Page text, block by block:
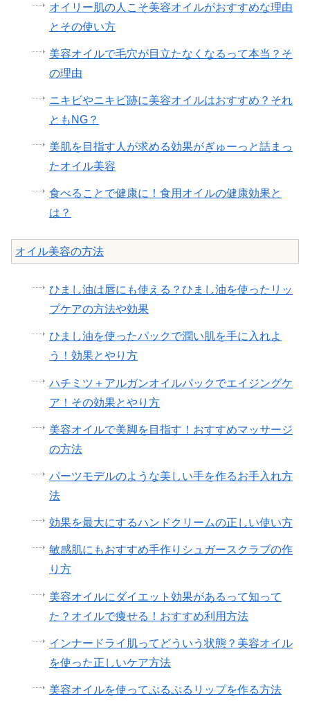
オイリー肌の人こそ美容オイルがおすすめな理由
とその使い方
美容オイルで毛穴が目立たなくなるって本当？そ
の理由
ニキビやニキビ跡に美容オイルはおすすめ？それ
ともNG？
美肌を目指す人が求める効果がぎゅーっと詰まっ
たオイル美容
食べることで健康に！食用オイルの健康効果と
は？
オイル美容の方法
ひまし油は唇にも使える？ひまし油を使ったリッ
プケアの方法や効果
ひまし油を使ったパックで潤い肌を手に入れよ
う！効果とやり方
ハチミツ＋アルガンオイルパックでエイジングケ
ア！その効果とやり方
美容オイルで美脚を目指す！おすすめマッサージ
の方法
パーツモデルのような美しい手を作るお手入れ方
法
効果を最大にするハンドクリームの正しい使い方
敏感肌にもおすすめ手作りシュガースクラブの作
り方
美容オイルにダイエット効果があるって知って
た？オイルで痩せる！おすすめ利用方法
インナードライ肌ってどういう状態？美容オイル
を使った正しいケア方法
美容オイルを使ってぷるぷるリップを作る方法